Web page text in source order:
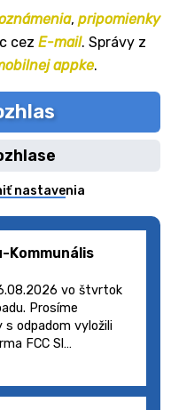
, pripomienky
cez E-mail. Správy z
appke.
nastavenia
Kommunális
vo štvrtok
Prosíme
odpadom vyložili
FCC Sl…